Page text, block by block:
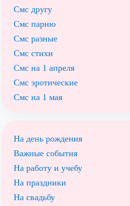
Смс другу
Смс парню
Смс разные
Смс стихи
Смс на 1 апреля
Смс эротические
Смс на 1 мая
На день рождения
Важные события
На работу и учебу
На праздники
На свадьбу